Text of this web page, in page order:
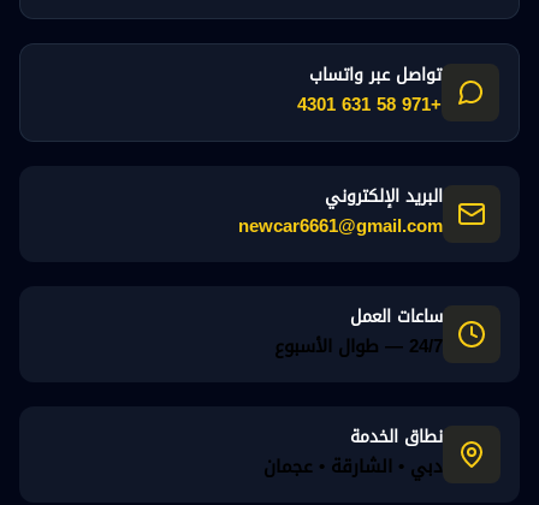
تواصل عبر واتساب
+971 58 631 4301
البريد الإلكتروني
newcar6661@gmail.com
ساعات العمل
24/7 — طوال الأسبوع
نطاق الخدمة
دبي • الشارقة • عجمان